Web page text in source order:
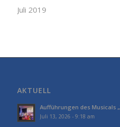
Juli 2019
AKTUELL
Aufführungen des Musicals
Juli 13, 2026 - 9:18 am